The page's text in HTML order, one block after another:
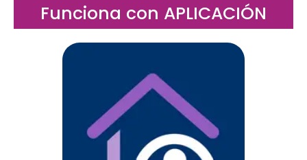
Funciona con APLICACIÓN